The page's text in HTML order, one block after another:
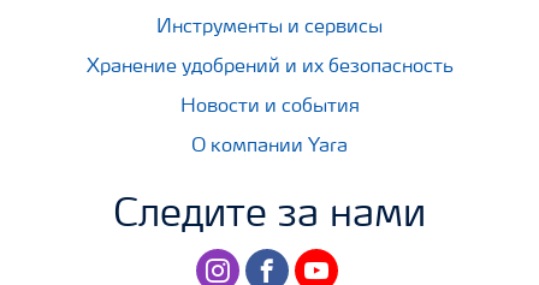
Инструменты и сервисы
Хранение удобрений и их безопасность
Новости и события
О компании Yara
Следите за нами
instagramfacebookyoutube